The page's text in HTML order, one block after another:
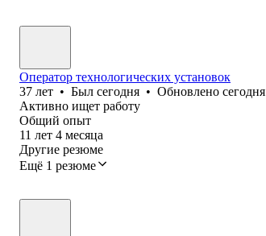
Оператор технологических установок
37 лет • Был сегодня • Обновлено сегодня
Активно ищет работу
Общий опыт
11 лет 4 месяца
Другие резюме
Ещё 1 резюме